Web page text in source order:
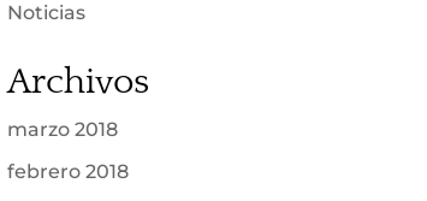
Noticias
Archivos
marzo 2018
febrero 2018